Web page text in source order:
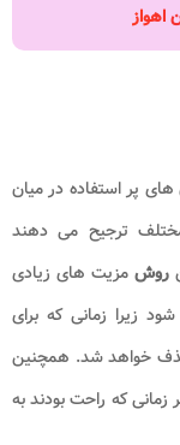
اهواز
های پر استفاده در میان
ترجیح می دهند
روش مزیت های زیادی
زیرا زمانی که برای
خواهد شد. همچنین
که راحت بودند به